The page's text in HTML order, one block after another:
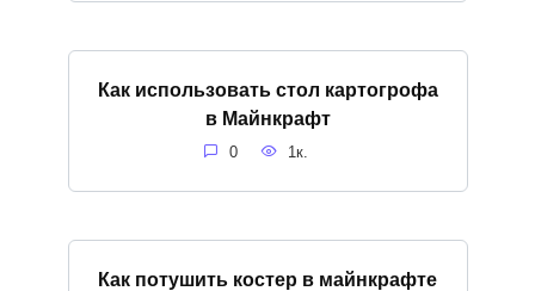
Как использовать стол картогрофа
в Майнкрафт
0 1к.
Как потушить костер в майнкрафте